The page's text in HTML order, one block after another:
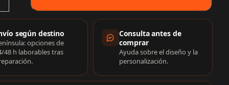
de compra
según destino
opciones de
48 h laborables tras
Consulta antes de
comprar
Ayuda sobre el diseño y la
personalización.